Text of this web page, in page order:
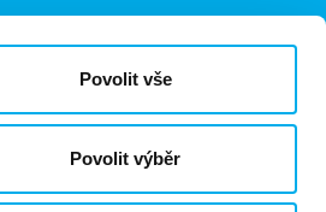
Povolit vše
Povolit výběr